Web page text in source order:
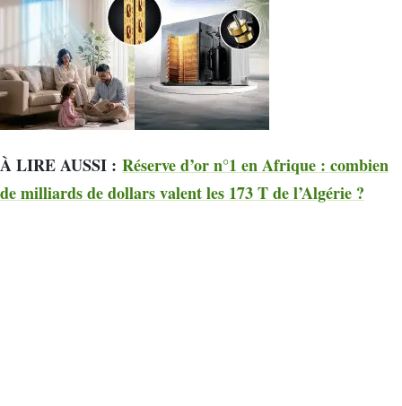
À LIRE AUSSI : Réserve d’or n°1 en Afrique : combien
de milliards de dollars valent les 173 T de l’Algérie ?